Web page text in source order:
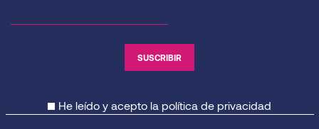
He leído y acepto la política de privacidad